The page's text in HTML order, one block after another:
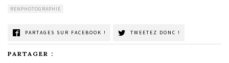
RENPHOTOGRAPHIE
PARTAGES SUR FACEBOOK ! TWEETEZ DONC !
PARTAGER :